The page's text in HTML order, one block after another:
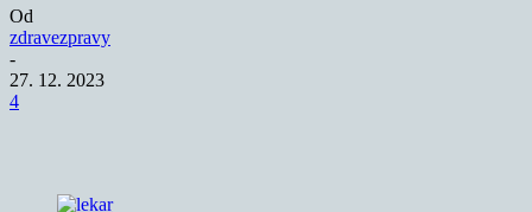
Od
zdravezpravy
-
27. 12. 2023
4